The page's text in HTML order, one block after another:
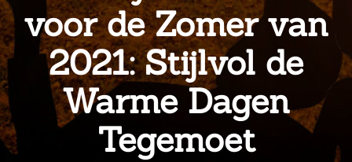
voor de Zomer van
2021: Stijlvol de
Warme Dagen
Tegemoet